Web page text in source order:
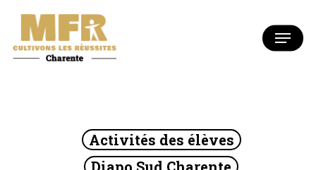
main
Menu
Activités des élèves
Close